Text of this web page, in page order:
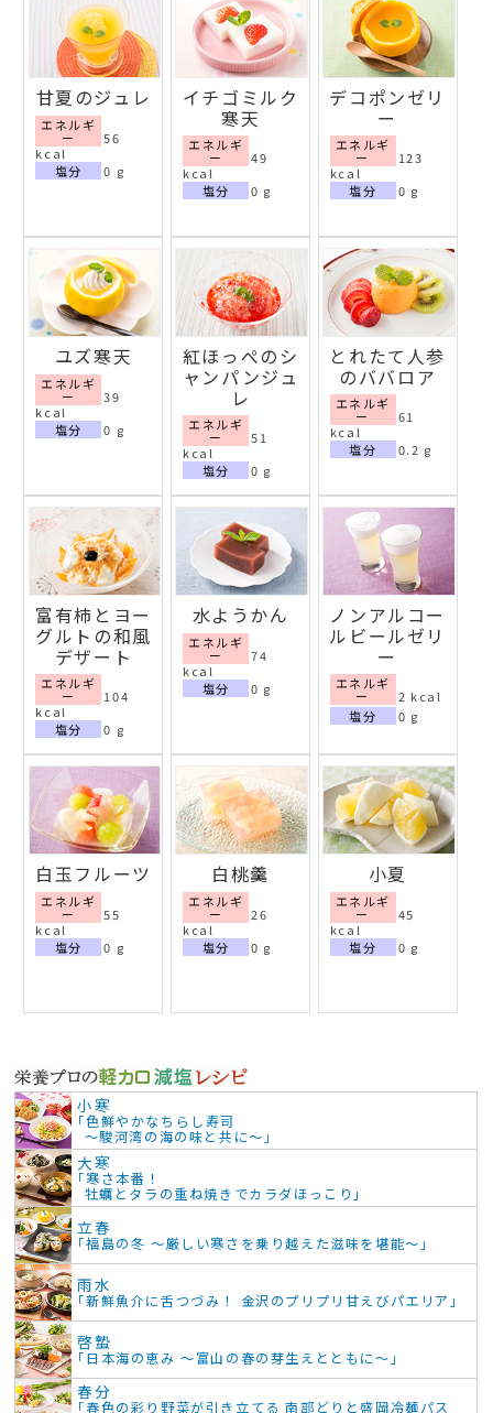
甘夏のジュレ
エネルギ
ー
56
kcal
塩分
0 g
イチゴミルク
寒天
エネルギ
ー
49
kcal
塩分
0 g
デコポンゼリ
ー
エネルギ
ー
123
kcal
塩分
0 g
ユズ寒天
エネルギ
ー
39
kcal
塩分
0 g
紅ほっぺのシ
ャンパンジュ
レ
エネルギ
ー
51
kcal
塩分
0 g
とれたて人参
のババロア
エネルギ
ー
61
kcal
塩分
0.2 g
富有柿とヨー
グルトの和風
デザート
エネルギ
ー
104
kcal
塩分
0 g
水ようかん
エネルギ
ー
74
kcal
塩分
0 g
ノンアルコー
ルビールゼリ
ー
エネルギ
ー
2 kcal
塩分
0 g
白玉フルーツ
エネルギ
ー
55
kcal
塩分
0 g
白桃羹
エネルギ
ー
26
kcal
塩分
0 g
小夏
エネルギ
ー
45
kcal
塩分
0 g
小寒
「色鮮やかなちらし寿司
～駿河湾の海の味と共に～」
大寒
「寒さ本番！
牡蠣とタラの重ね焼きでカラダほっこり」
立春
「福島の冬 ～厳しい寒さを乗り越えた滋味を堪能～」
雨水
「新鮮魚介に舌つづみ！ 金沢のプリプリ甘えびパエリア」
啓蟄
「日本海の恵み ～富山の春の芽生えとともに～」
春分
「春色の彩り野菜が引き立てる 南部どりと盛岡冷麺パス